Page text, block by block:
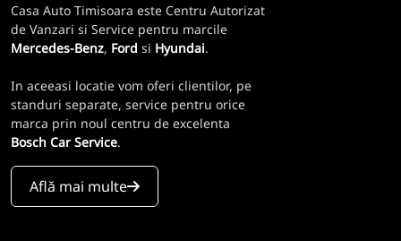
Casa Auto Timisoara este Centru Autorizat
de Vanzari si Service pentru marcile
Mercedes-Benz, Ford si Hyundai.
In aceeasi locatie vom oferi clientilor, pe
standuri separate, service pentru orice
marca prin noul centru de excelenta
Bosch Car Service.
Află mai multe